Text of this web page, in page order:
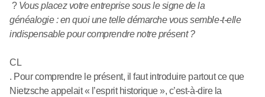
?Vous placez votre entreprise sous le signe de la
généalogie : en quoi une telle démarche vous semble-t-elle
indispensable pour comprendre notre présent ?
CL
. Pour comprendre le présent, il faut introduire partout ce que
Nietzsche appelait « l’esprit historique », c’est-à-dire la